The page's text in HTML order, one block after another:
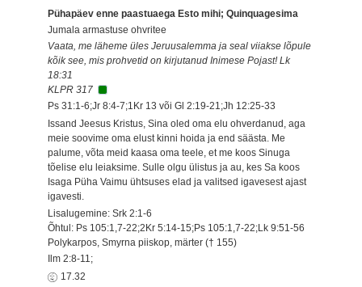
Pühapäev enne paastuaega Esto mihi; Quinquagesima
Jumala armastuse ohvritee
Vaata, me läheme üles Jeruusalemma ja seal viiakse lõpule
kõik see, mis prohvetid on kirjutanud Inimese Pojast! Lk
18:31
KLPR 317
Ps 31:1-6;Jr 8:4-7;1Kr 13 või Gl 2:19-21;Jh 12:25-33
Issand Jeesus Kristus, Sina oled oma elu ohverdanud, aga
meie soovime oma elust kinni hoida ja end säästa. Me
palume, võta meid kaasa oma teele, et me koos Sinuga
tõelise elu leiaksime. Sulle olgu ülistus ja au, kes Sa koos
Isaga Püha Vaimu ühtsuses elad ja valitsed igavesest ajast
igavesti.
Lisalugemine: Srk 2:1-6
Õhtul: Ps 105:1,7-22;2Kr 5:14-15;Ps 105:1,7-22;Lk 9:51-56
Polykarpos, Smyrna piiskop, märter († 155)
Ilm 2:8-11;
17.32